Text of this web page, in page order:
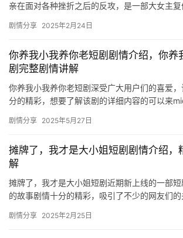
亲在面对各种挫折之后的反攻，是一部大女主
己，五…
剧情分享 2025年2月24日
你养我小我养你老短剧剧情介绍，你养
剧完整剧情讲解
你养我小我养你老短剧深受广大用户们的喜爱
分的精彩，想要了解该剧的详细内容的可以来
剧情分享 2025年5月27日
摊牌了，我才是大小姐短剧剧情介绍，
解
摊牌了，我才是大小姐短剧近期新上线的一部
的故事剧情十分的精彩，吸引了不少的网友们
牌…
剧情分享 2025年2月25日